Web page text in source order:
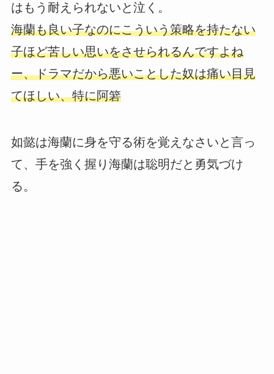
はもう耐えられないと泣く。
海蘭も良い子なのにこういう策略を持たない
子ほど苦しい思いをさせられるんですよね
ー、ドラマだから悪いことした奴は痛い目見
てほしい、特に阿箬
如懿は海蘭に身を守る術を覚えなさいと言っ
て、手を強く握り海蘭は聡明だと勇気づけ
る。